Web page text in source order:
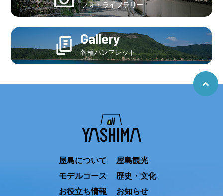
フォトライブラリー
Gallery
各種パンフレット
屋島について
屋島観光
モデルコース
歴史・文化
お役立ち情報
お知らせ